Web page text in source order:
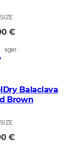
€
Lager
Balaclava
Brown
€